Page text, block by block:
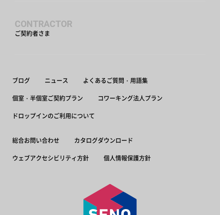
CONTRACTOR
ご契約者さま
ブログ ニュース よくあるご質問・用語集
個室・半個室ご契約プラン コワーキング法人プラン
ドロップインのご利用について
総合お問い合わせ カタログダウンロード
ウェブアクセシビリティ方針 個人情報保護方針